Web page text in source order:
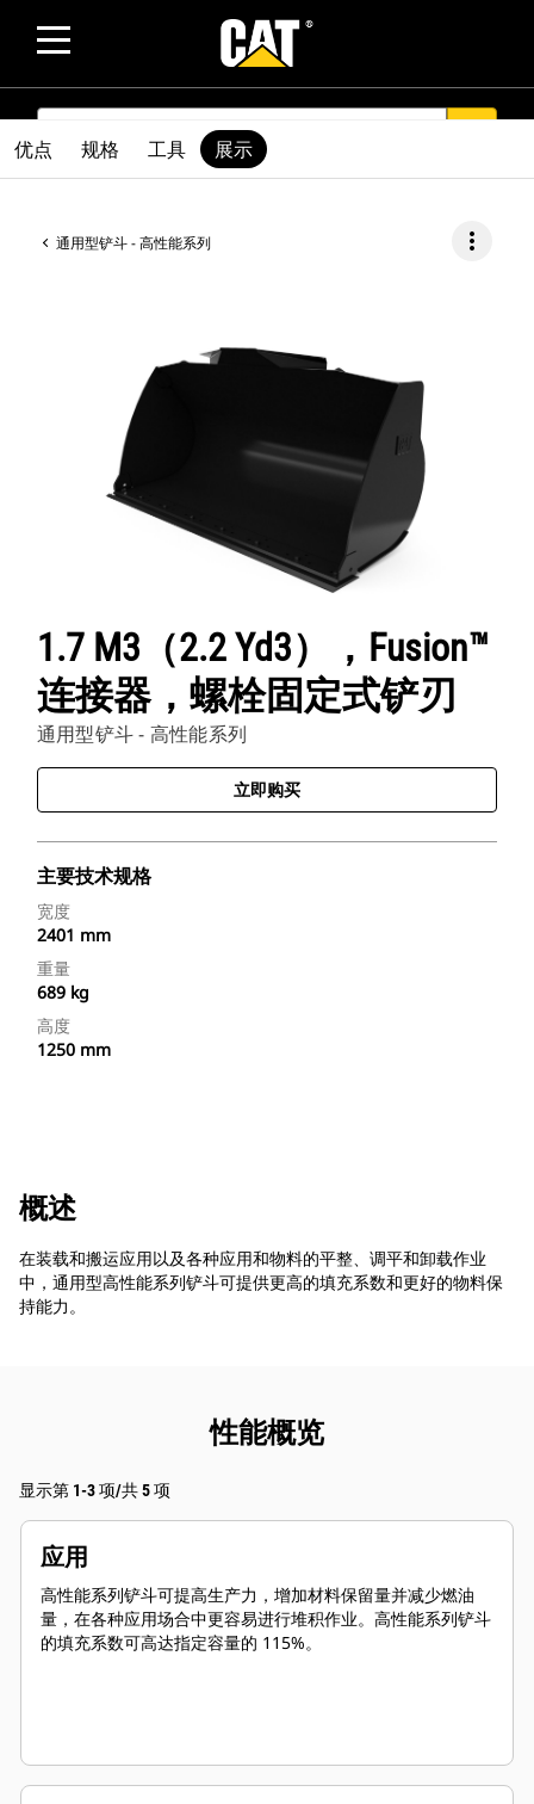
SEARCH
通用型铲斗 - 高性能系列 more_vert
1.7 M3（2.2 Yd3），Fusion™
连接器，螺栓固定式铲刃
通用型铲斗 - 高性能系列
立即购买
主要技术规格
宽度
2401 mm
重量
689 kg
高度
1250 mm
优点 规格 工具 展示
概述
在装载和搬运应用以及各种应用和物料的平整、调平和卸载作业
中，通用型高性能系列铲斗可提供更高的填充系数和更好的物料保
持能力。
性能概览
显示第 1-3 项/共 5 项
应用
高性能系列铲斗可提高生产力，增加材料保留量并减少燃油
量，在各种应用场合中更容易进行堆积作业。高性能系列铲斗
的填充系数可高达指定容量的 115%。